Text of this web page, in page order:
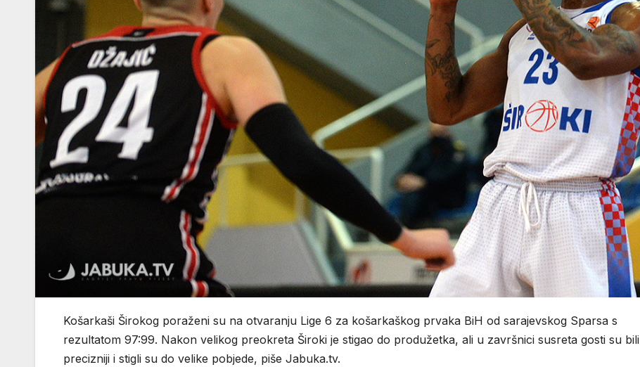
Košarkaši Širokog poraženi su na otvaranju Lige 6 za košarkaškog prvaka BiH od sarajevskog Sparsa s
rezultatom 97:99. Nakon velikog preokreta Široki je stigao do produžetka, ali u završnici susreta gosti su bili
precizniji i stigli su do velike pobjede, piše Jabuka.tv.